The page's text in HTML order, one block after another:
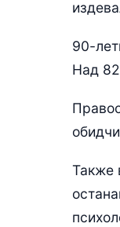
90-
Над
Также